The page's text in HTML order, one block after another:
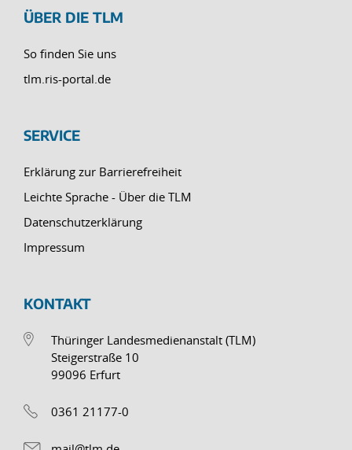
ÜBER DIE TLM
So finden Sie uns
tlm.ris-portal.de
SERVICE
Erklärung zur Barrierefreiheit
Leichte Sprache - Über die TLM
Datenschutzerklärung
Impressum
KONTAKT
Thüringer Landesmedienanstalt (TLM)
Steigerstraße 10
99096 Erfurt
0361 21177-0